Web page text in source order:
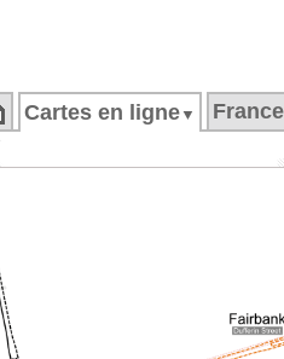
Cartes en ligne ▼ France